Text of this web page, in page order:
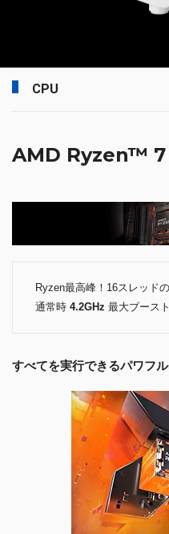
CPU
AMD Ryzen™ 7
Ryzen最高峰！16スレッド
通常時 4.2GHz 最大ブース
すべてを実行できるパワフ